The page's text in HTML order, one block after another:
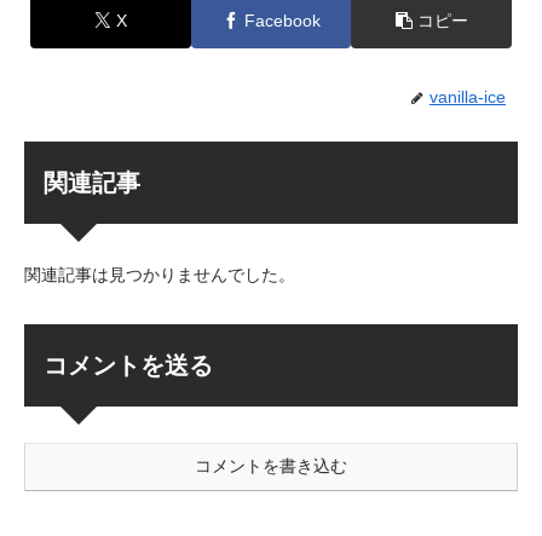
X Facebook コピー
vanilla-ice
関連記事
関連記事は見つかりませんでした。
コメントを送る
コメントを書き込む